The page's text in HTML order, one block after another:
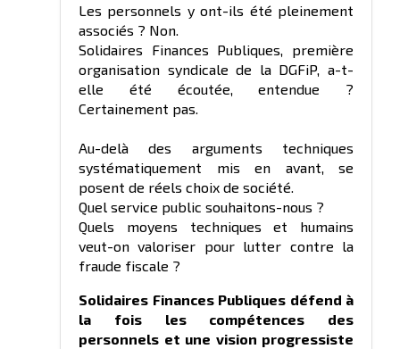
Les personnels y ont-ils été pleinement
associés ? Non.
Solidaires Finances Publiques, première
organisation syndicale de la DGFiP, a-t-
elle été écoutée, entendue ?
Certainement pas.
Au-delà des arguments techniques
systématiquement mis en avant, se
posent de réels choix de société.
Quel service public souhaitons-nous ?
Quels moyens techniques et humains
veut-on valoriser pour lutter contre la
fraude fiscale ?
Solidaires Finances Publiques défend à
la fois les compétences des
personnels et une vision progressiste